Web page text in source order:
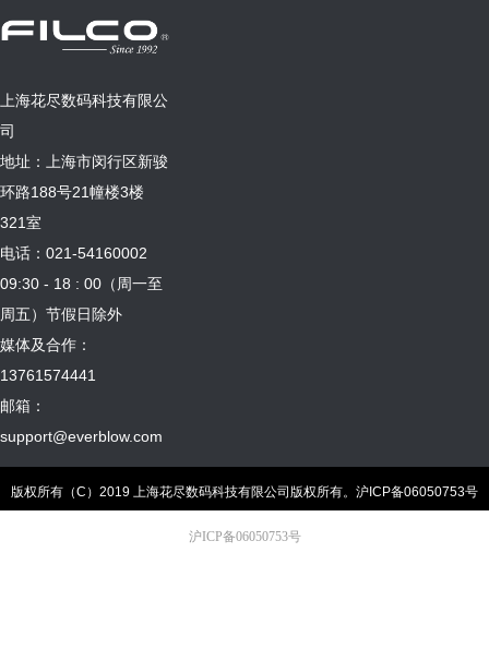
上海花尽数码科技有限公
司
地址：上海市闵行区新骏
环路188号21幢楼3楼
321室
电话：021-54160002
09:30 - 18 : 00（周一至
周五）节假日除外
媒体及合作：
13761574441
邮箱：
support@everblow.com
版权所有（C）2019 上海花尽数码科技有限公司版权所有。 沪ICP备06050753号
沪ICP备06050753号